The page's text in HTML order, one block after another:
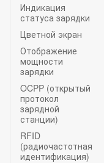
Индикация
статуса зарядки
Цветной экран
Отображение
мощности
зарядки
OCPP (открытый
протокол
зарядной
станции)
RFID
(радиочастотная
идентификация)